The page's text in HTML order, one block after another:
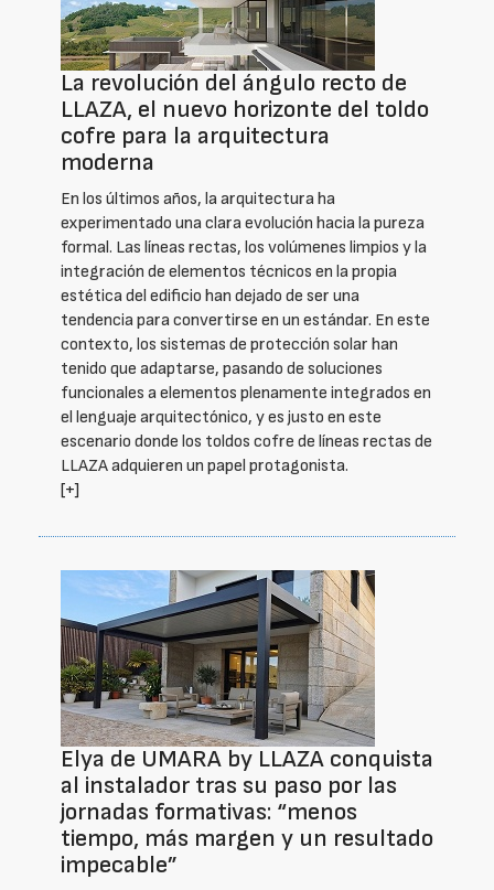
La revolución del ángulo recto de
LLAZA, el nuevo horizonte del toldo
cofre para la arquitectura
moderna
En los últimos años, la arquitectura ha
experimentado una clara evolución hacia la pureza
formal. Las líneas rectas, los volúmenes limpios y la
integración de elementos técnicos en la propia
estética del edificio han dejado de ser una
tendencia para convertirse en un estándar. En este
contexto, los sistemas de protección solar han
tenido que adaptarse, pasando de soluciones
funcionales a elementos plenamente integrados en
el lenguaje arquitectónico, y es justo en este
escenario donde los toldos cofre de líneas rectas de
LLAZA adquieren un papel protagonista.
[+]
Elya de UMARA by LLAZA conquista
al instalador tras su paso por las
jornadas formativas: “menos
tiempo, más margen y un resultado
impecable”